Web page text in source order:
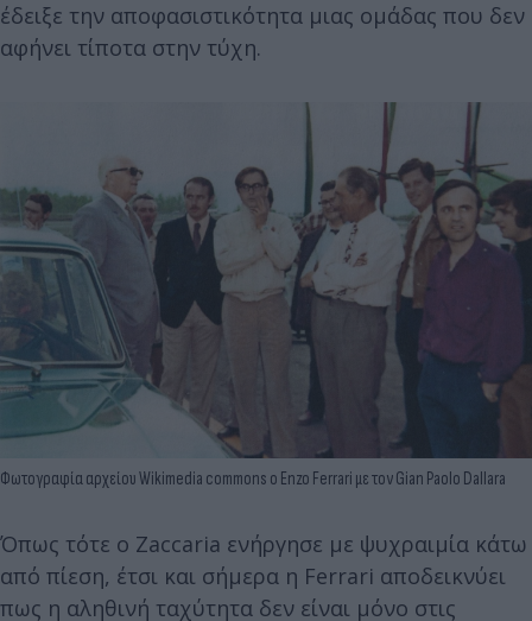
έδειξε την αποφασιστικότητα μιας ομάδας που δεν
αφήνει τίποτα στην τύχη.
Φωτογραφία αρχείου Wikimedia commons ο Enzo Ferrari με τον Gian Paolo Dallara
Όπως τότε ο Zaccaria ενήργησε με ψυχραιμία κάτω
από πίεση, έτσι και σήμερα η Ferrari αποδεικνύει
πως η αληθινή ταχύτητα δεν είναι μόνο στις